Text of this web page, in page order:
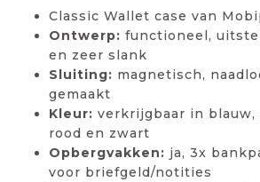
Classic Wallet case van
Ontwerp: functioneel,
en zeer slank
Sluiting: magnetisch,
gemaakt
Kleur: verkrijgbaar in blauw,
rood en zwart
Opbergvakken: ja, 3x
voor briefgeld/notities